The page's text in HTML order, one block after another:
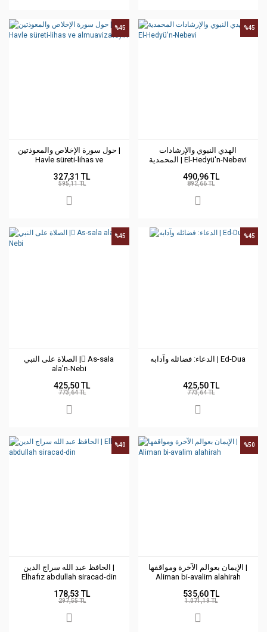
حول سورة الإخلاص والمعوذتين |
Havle süreti-lihas ve
%45
327,31 TL
595,11 TL
الهدي النبوي والإرشادات
المحمدية | El-Hedyü'n-Nebevi
%45
490,96 TL
892,66 TL
الصلاة على النبي | ِAs-sala
ala'n-Nebi
%45
425,50 TL
773,64 TL
الدعاء: فضائله وآدابه | Ed-Dua
%45
425,50 TL
773,64 TL
الحافظ عبد الله سراج الدين |
Elhafız abdullah siracad-din
%40
178,53 TL
297,55 TL
الإيمان بعوالم الآخرة ومواقفها |
Aliman bi-avalim alahirah
%50
535,60 TL
1.071,19 TL